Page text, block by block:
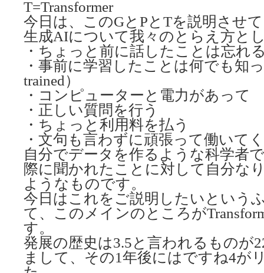
T=Transformer
今日は、このGとPとTを説明させ
生成AIについて我々のとらえ方と
・ちょっと前に話したことは忘れ
・事前に学習したことは何でも知
trained）
・コンピューターと電力があって
・正しい質問を行う
・ちょっと利用料を払う
・文句も言わずに頑張って働いて
自分でデータを作るような科学者
際に聞かれたことに対して自分な
ようなものです。
今日はこれをご説明したいという
て、このメインのところが
す。
発展の歴史は3.5と言われるものが
まして、その1年後にはですね4が